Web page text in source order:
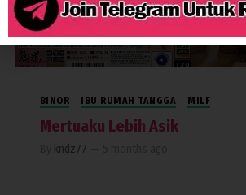
BINOR IBU RUMAH TANGGA MILF
Mertuaku Lebih Asik
kndz77